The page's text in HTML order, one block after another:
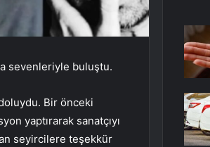
sevenleriyle buluştu.
Bir önceki
yaptırarak sanatçıyı
seyircilere teşekkür